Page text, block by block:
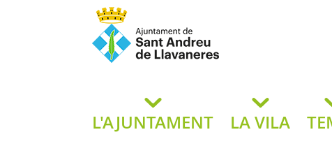
de
L'AJUNTAMENT LA VILA